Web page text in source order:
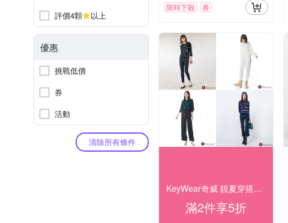
評價4顆
以上
優惠
挑戰低價
券
活動
清除所有條件
限時下殺 券
KeyWear奇威 靚夏穿搭企劃 28折起搶購
滿2件享5折